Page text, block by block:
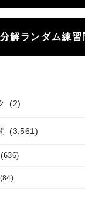
解ランダム練習
(2)
(3,561)
(636)
(84)